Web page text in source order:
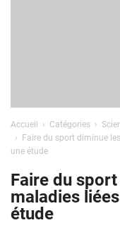
Accueil Catégories
Faire du sport diminue
une étude
Faire du
maladies
étude